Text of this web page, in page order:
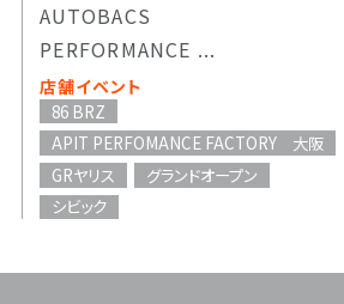
AUTOBACS
PERFORMANCE ...
店舗イベント
86 BRZ
APIT PERFOMANCE FACTORY 大阪
GRヤリス
グランドオープン
シビック